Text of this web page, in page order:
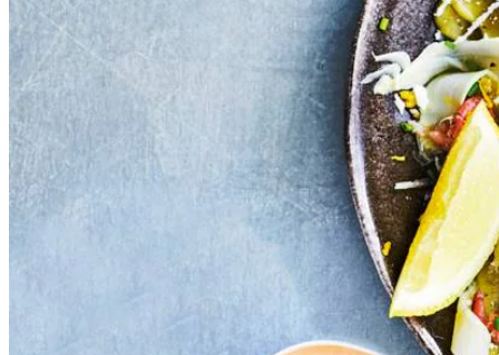
g verse bieslook
100 verse Hollandse garnalen
Dit heb je nodig